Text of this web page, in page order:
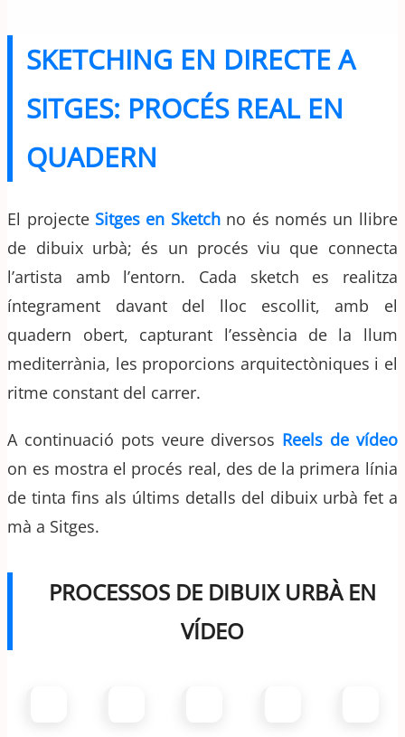
SKETCHING EN DIRECTE A
SITGES: PROCÉS REAL EN
QUADERN
El projecte Sitges en Sketchno és només un llibre
de dibuix urbà; és un procés viu que connecta
l’artista amb l’entorn. Cada sketch es realitza
íntegrament davant del lloc escollit, amb el
quadern obert, capturant l’essència de la llum
mediterrània, les proporcions arquitectòniques i el
ritme constant del carrer.
A continuació pots veure diversos Reels de vídeo
on es mostra el procés real, des de la primera línia
de tinta fins als últims detalls del dibuix urbà fet a
mà a Sitges.
PROCESSOS DE DIBUIX URBÀ EN
VÍDEO